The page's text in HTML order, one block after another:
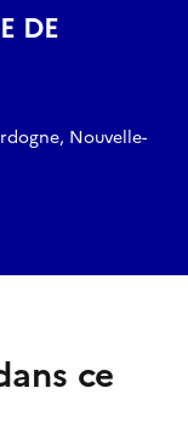
DE
Nouvelle-
ce